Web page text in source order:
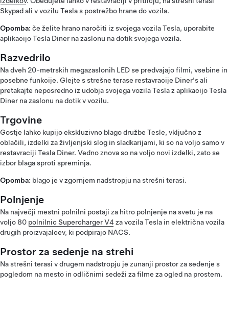
Skypad ali v vozilu Tesla s postrežbo hrane do vozila.
Opomba: če želite hrano naročiti iz svojega vozila Tesla, uporabite
aplikacijo Tesla Diner na zaslonu na dotik svojega vozila.
Razvedrilo
Na dveh 20-metrskih megazaslonih LED se predvajajo filmi, vsebine in
posebne funkcije. Glejte s strešne terase restavracije Diner's ali
pretakajte neposredno iz udobja svojega vozila Tesla z aplikacijo Tesla
Diner na zaslonu na dotik v vozilu.
Trgovine
Gostje lahko kupijo ekskluzivno blago družbe Tesle, vključno z
oblačili, izdelki za življenjski slog in sladkarijami, ki so na voljo samo v
restavraciji Tesla Diner. Vedno znova so na voljo novi izdelki, zato se
izbor blaga sproti spreminja.
Opomba: blago je v zgornjem nadstropju na strešni terasi.
Polnjenje
Na največji mestni polnilni postaji za hitro polnjenje na svetu je na
voljo 80 polnilnic Supercharger V4 za vozila Tesla in električna vozila
drugih proizvajalcev, ki podpirajo NACS.
Prostor za sedenje na strehi
Na strešni terasi v drugem nadstropju je zunanji prostor za sedenje s
pogledom na mesto in odličnimi sedeži za filme za ogled na prostem.